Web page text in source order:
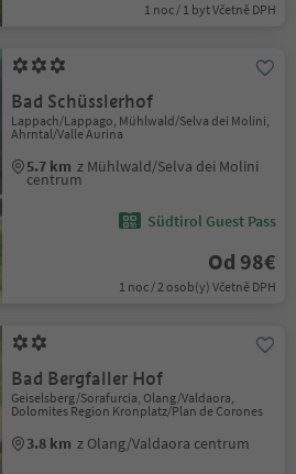
1 noc / 1 byt Včetně DPH
Bad Schüsslerhof
Lappach/Lappago, Mühlwald/Selva dei Molini,
Ahrntal/Valle Aurina
5.7 km z Mühlwald/Selva dei Molini
centrum
Südtirol Guest Pass
Od 98€
1 noc / 2 osob(y) Včetně DPH
Bad Bergfaller Hof
Geiselsberg/Sorafurcia, Olang/Valdaora,
Dolomites Region Kronplatz/Plan de Corones
3.8 km z Olang/Valdaora centrum